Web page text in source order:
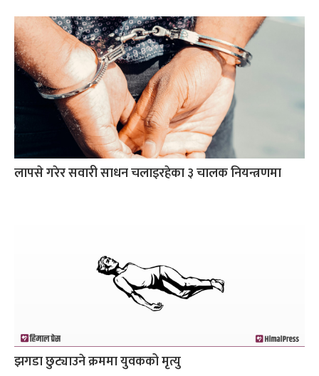
लापसे गरेर सवारी साधन चलाइरहेका ३ चालक नियन्त्रणमा
झगडा छुट्याउने क्रममा युवकको मृत्यु